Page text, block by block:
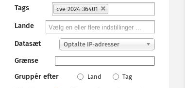
Tags cve-2024-36401
Lande
Datasæt Optalte IP-adresser
Grænse
Gruppér efter
Land Tag